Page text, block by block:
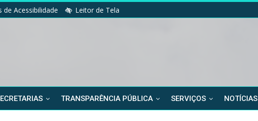
de Acessibilidade Leitor de Tela
TRANSPARÊNCIA PÚBLICA SERVIÇOS NOTÍCIAS